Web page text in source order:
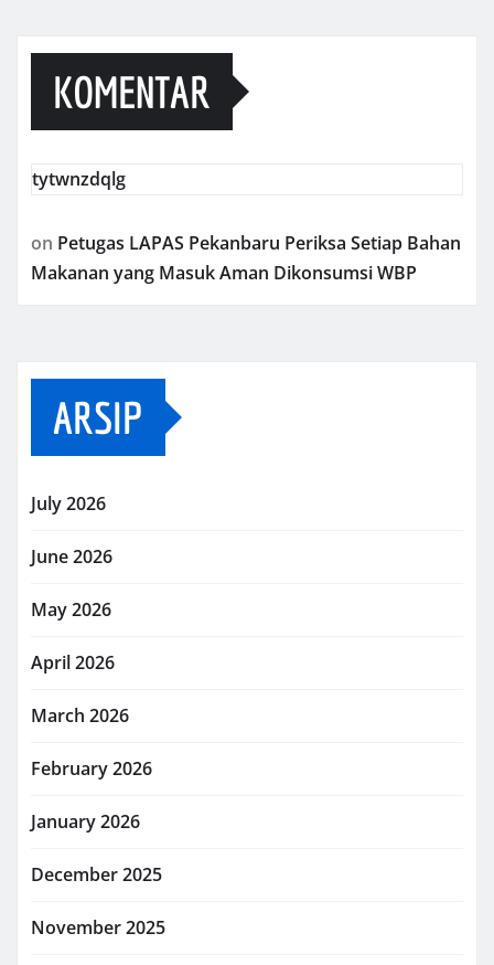
KOMENTAR
tytwnzdqlg
on Petugas LAPAS Pekanbaru Periksa Setiap Bahan
Makanan yang Masuk Aman Dikonsumsi WBP
ARSIP
July 2026
June 2026
May 2026
April 2026
March 2026
February 2026
January 2026
December 2025
November 2025